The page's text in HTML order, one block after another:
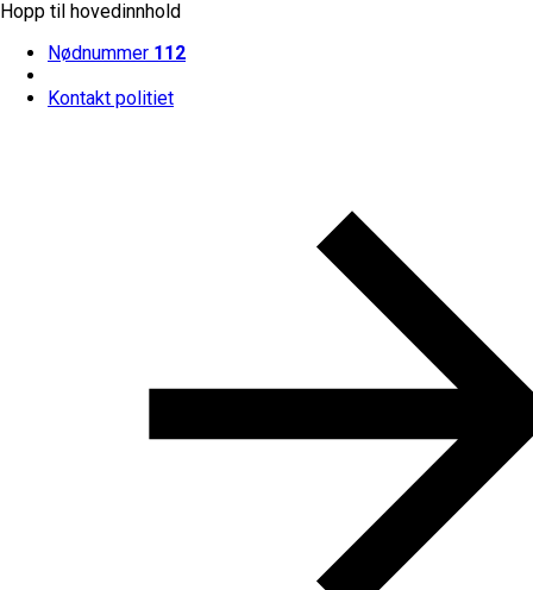
Hopp til hovedinnhold
Nødnummer 112
Kontakt politiet